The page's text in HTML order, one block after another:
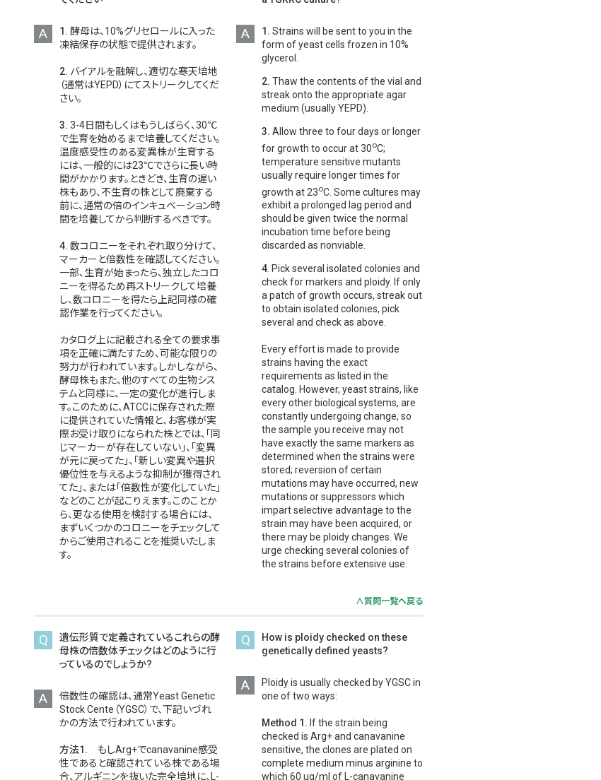
A 1. 酵母は、10%グリセロールに入った
凍結保存の状態で提供されます。
2. バイアルを融解し、適切な寒天培地
（通常はYEPD）にてストリークしてくだ
さい。
3. 3-4日間もしくはもうしばらく、30℃
で生育を始めるまで培養してください。
温度感受性のある変異株が生育する
には、一般的には23℃でさらに長い時
間がかかります。ときどき、生育の遅い
株もあり、不生育の株として廃棄する
前に、通常の倍のインキュベーション時
間を培養してから判断するべきです。
4. 数コロニーをそれぞれ取り分けて、
マーカーと倍数性を確認してください。
一部、生育が始まったら、独立したコロ
ニーを得るため再ストリークして培養
し、数コロニーを得たら上記同様の確
認作業を行ってください。
カタログ上に記載される全ての要求事
項を正確に満たすため、可能な限りの
努力が行われています。しかしながら、
酵母株もまた、他のすべての生物シス
テムと同様に、一定の変化が進行しま
す。このために、ATCCに保存された際
に提供されていた情報と、お客様が実
際お受け取りになられた株とでは、「同
じマーカーが存在していない」、「変異
が元に戻ってた」、「新しい変異や選択
優位性を与えるような抑制が獲得され
てた」、または「倍数性が変化していた」
などのことが起こりえます。このことか
ら、更なる使用を検討する場合には、
まずいくつかのコロニーをチェックして
からご使用されることを推奨いたしま
す。
A 1. Strains will be sent to you in the
form of yeast cells frozen in 10%
glycerol.
2. Thaw the contents of the vial and
streak onto the appropriate agar
medium (usually YEPD).
3. Allow three to four days or longer
for growth to occur at 30oC;
temperature sensitive mutants
usually require longer times for
growth at 23oC. Some cultures may
exhibit a prolonged lag period and
should be given twice the normal
incubation time before being
discarded as nonviable.
4. Pick several isolated colonies and
check for markers and ploidy. If only
a patch of growth occurs, streak out
to obtain isolated colonies, pick
several and check as above.
Every effort is made to provide
strains having the exact
requirements as listed in the
catalog. However, yeast strains, like
every other biological systems, are
constantly undergoing change, so
the sample you receive may not
have exactly the same markers as
determined when the strains were
stored; reversion of certain
mutations may have occurred, new
mutations or suppressors which
impart selective advantage to the
strain may have been acquired, or
there may be ploidy changes. We
urge checking several colonies of
the strains before extensive use.
∧質問一覧へ戻る
Q
遺伝形質で定義されているこれらの酵
母株の倍数体チェックはどのように行
っているのでしょうか?
A
倍数性の確認は、通常Yeast Genetic
Stock Cente（YGSC）で、下記いづれ
かの方法で行われています。
方法1. もしArg+でcanavanine感受
性であると確認されている株である場
合、アルギニンを抜いた完全培地に、L-
Q
How is ploidy checked on these
genetically defined yeasts?
A
Ploidy is usually checked by YGSC in
one of two ways:
Method 1. If the strain being
checked is Arg+ and canavanine
sensitive, the clones are plated on
complete medium minus arginine to
which 60 ug/ml of L-canavanine